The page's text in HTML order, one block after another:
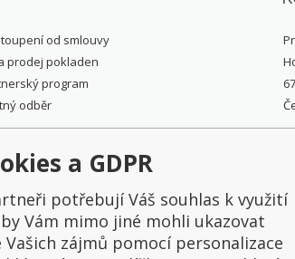
od smlouvy
prodej pokladen
program
odběr
DALŠÍ REFERENCE
a GDPR
potřebují Váš souhlas k využití
Vám mimo jiné mohli ukazovat
zájmů pomocí personalizace